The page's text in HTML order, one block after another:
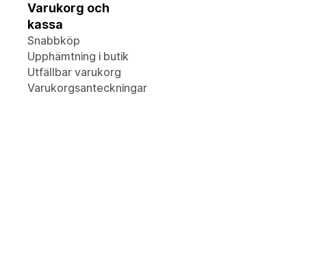
Varukorg och
kassa
Snabbköp
Upphämtning i butik
Utfällbar varukorg
Varukorgsanteckningar